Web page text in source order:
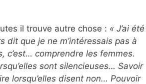
il trouve autre chose : « J’ai été
dit que je ne m’intéressais pas à
c’est… comprendre les femmes.
sont silencieuses… Savoir
lorsqu’elles disent non… Pouvoir